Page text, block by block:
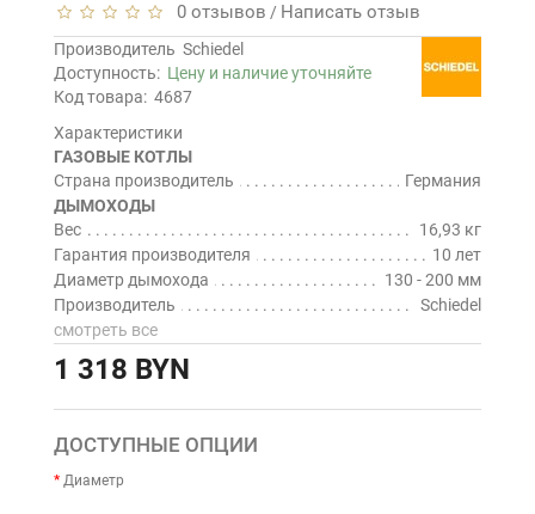
0 отзывов / Написать отзыв
Производитель Schiedel
Доступность: Цену и наличие уточняйте
Код товара: 4687
Характеристики
ГАЗОВЫЕ КОТЛЫ
Страна производитель
Германия
ДЫМОХОДЫ
Вес
16,93 кг
Гарантия производителя
10 лет
Диаметр дымохода
130 - 200 мм
Производитель
Schiedel
смотреть все
1 318 BYN
ДОСТУПНЫЕ ОПЦИИ
Диаметр